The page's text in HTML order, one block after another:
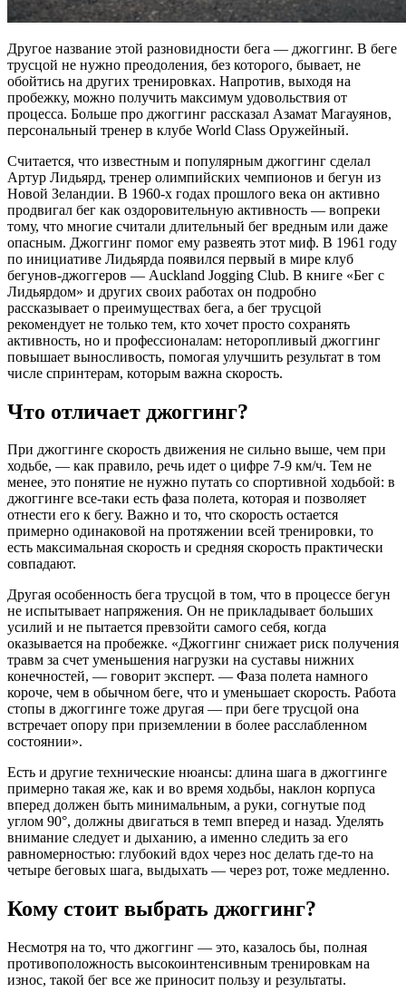
Другое название этой разновидности бега — джоггинг. В беге
трусцой не нужно преодоления, без которого, бывает, не
обойтись на других тренировках. Напротив, выходя на
пробежку, можно получить максимум удовольствия от
процесса. Больше про джоггинг рассказал Азамат Магауянов,
персональный тренер в клубе World Class Оружейный.
Считается, что известным и популярным джоггинг сделал
Артур Лидьярд, тренер олимпийских чемпионов и бегун из
Новой Зеландии. В 1960-х годах прошлого века он активно
продвигал бег как оздоровительную активность — вопреки
тому, что многие считали длительный бег вредным или даже
опасным. Джоггинг помог ему развеять этот миф. В 1961 году
по инициативе Лидьярда появился первый в мире клуб
бегунов-джоггеров — Auckland Jogging Club. В книге «Бег с
Лидьярдом» и других своих работах он подробно
рассказывает о преимуществах бега, а бег трусцой
рекомендует не только тем, кто хочет просто сохранять
активность, но и профессионалам: неторопливый джоггинг
повышает выносливость, помогая улучшить результат в том
числе спринтерам, которым важна скорость.
Что отличает джоггинг?
При джоггинге скорость движения не сильно выше, чем при
ходьбе, — как правило, речь идет о цифре 7-9 км/ч. Тем не
менее, это понятие не нужно путать со спортивной ходьбой: в
джоггинге все-таки есть фаза полета, которая и позволяет
отнести его к бегу. Важно и то, что скорость остается
примерно одинаковой на протяжении всей тренировки, то
есть максимальная скорость и средняя скорость практически
совпадают.
Другая особенность бега трусцой в том, что в процессе бегун
не испытывает напряжения. Он не прикладывает больших
усилий и не пытается превзойти самого себя, когда
оказывается на пробежке. «Джоггинг снижает риск получения
травм за счет уменьшения нагрузки на суставы нижних
конечностей, — говорит эксперт. — Фаза полета намного
короче, чем в обычном беге, что и уменьшает скорость. Работа
стопы в джоггинге тоже другая — при беге трусцой она
встречает опору при приземлении в более расслабленном
состоянии».
Есть и другие технические нюансы: длина шага в джоггинге
примерно такая же, как и во время ходьбы, наклон корпуса
вперед должен быть минимальным, а руки, согнутые под
углом 90°, должны двигаться в темп вперед и назад. Уделять
внимание следует и дыханию, а именно следить за его
равномерностью: глубокий вдох через нос делать где-то на
четыре беговых шага, выдыхать — через рот, тоже медленно.
Кому стоит выбрать джоггинг?
Несмотря на то, что джоггинг — это, казалось бы, полная
противоположность высокоинтенсивным тренировкам на
износ, такой бег все же приносит пользу и результаты.